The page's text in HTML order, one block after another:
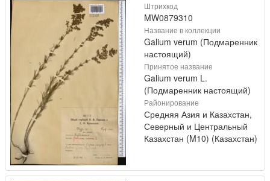
Штрихкод
MW0879310
Название в коллекции
Galium verum (Подмаренник
настоящий)
Принятое название
Galium verum L.
(Подмаренник настоящий)
Районирование
Средняя Азия и Казахстан,
Северный и Центральный
Казахстан (M10) (Казахстан)